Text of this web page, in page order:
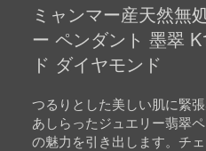
beginning
images
ミャンマー産天然無
ー ペンダント 墨翠
ド ダイヤモンド
つるりとした美しい肌に緊
あしらったジュエリー翡翠
の魅力を引き出します。チ